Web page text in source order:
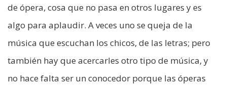
de ópera, cosa que no pasa en otros lugares y es
algo para aplaudir. A veces uno se queja de la
música que escuchan los chicos, de las letras; pero
también hay que acercarles otro tipo de música, y
no hace falta ser un conocedor porque las óperas